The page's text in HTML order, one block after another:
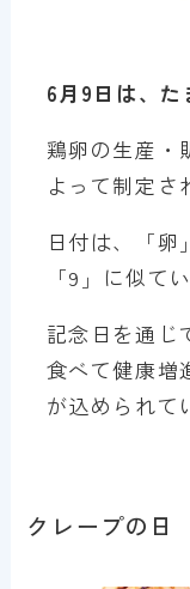
6月9日は、た
鶏卵の生産・
よって制定さ
日付は、「卵
「9」に似て
記念日を通じ
食べて健康増
が込められて
クレープの日